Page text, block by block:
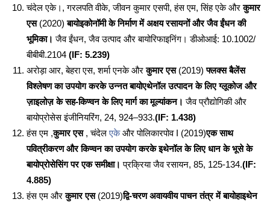
चंदेल एके।, गरलपति वीके, जीवन कुमार एसपी, हंस एम, सिंह एके औरकुमार
एस(2020)बायोइकोनॉमी के निर्माण में अक्षय रसायनों और जैव ईंधन की
भूमिका।जैव ईंधन, जैव उत्पाद और बायोरिफाइनिंग। डीओआई: 10.1002/
बीबीबी.2104 (IF: 5.239)
अरोड़ा आर, बेहरा एस, शर्मा एनके औरकुमार एस (2019)फ्लक्स बैलेंस
विश्लेषण का उपयोग करके उन्नत बायोएथेनॉल उत्पादन के लिए ग्लूकोज और
ज़ाइलोज़ के सह-किण्वन के लिए मार्ग का मूल्यांकन।जैव प्रौद्योगिकी और
बायोप्रोसेस इंजीनियरिंग, 24, 924–933.(IF: 1.438)
हंस एम ,कुमार एस ,चंदेलएकेऔर पोलिकारपोव I (2019)एक साथ
पवित्रीकरण और किण्वन का उपयोग करके इथेनॉल के लिए धान के भूसे के
बायोप्रोसेसिंग पर एक समीक्षा।प्रक्रिया जैव रसायन, 85, 125-134.(IF:
4.885)
हंस एम औरकुमार एस (2019)द्वि-चरण अवायवीय पाचन तंत्र में बायोहाइथेन